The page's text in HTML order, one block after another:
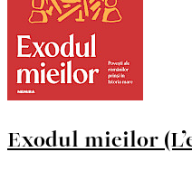
Exodul mieilor